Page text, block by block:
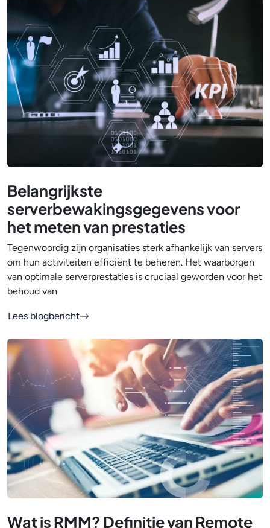
Belangrijkste
serverbewakingsgegevens voor
het meten van prestaties
Tegenwoordig zijn organisaties sterk afhankelijk van servers
om hun activiteiten efficiënt te beheren. Het waarborgen
van optimale serverprestaties is cruciaal geworden voor het
behoud van
Lees blogbericht
Wat is RMM? Definitie van Remote